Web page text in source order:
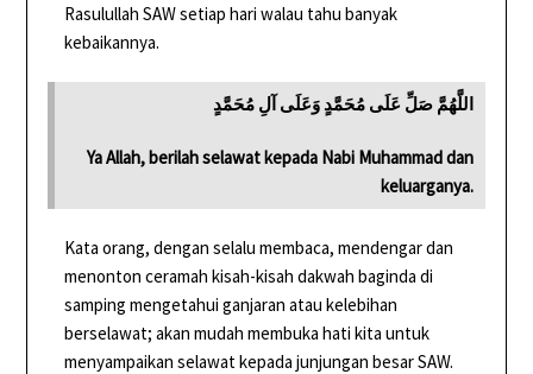
Rasulullah SAW setiap hari walau tahu banyak
kebaikannya.
اللَّهُمَّ صَلِّ عَلَى مُحَمَّدٍ وَعَلَى آلِ مُحَمَّدٍ
Ya Allah, berilah selawat kepada Nabi Muhammad dan
keluarganya.
Kata orang, dengan selalu membaca, mendengar dan
menonton ceramah kisah-kisah dakwah baginda di
samping mengetahui ganjaran atau kelebihan
berselawat; akan mudah membuka hati kita untuk
menyampaikan selawat kepada junjungan besar SAW.